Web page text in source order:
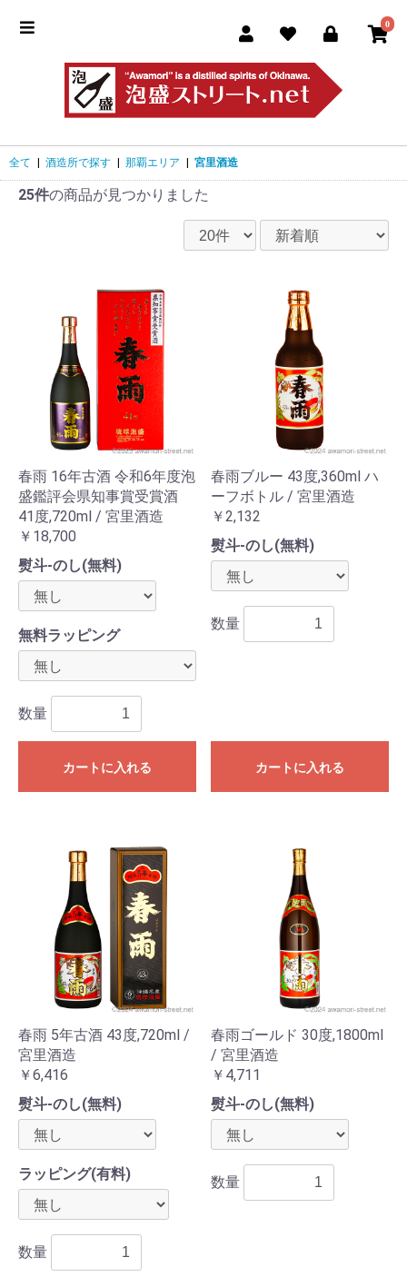
0
全て 酒造所で探す 那覇エリア 宮里酒造
25件の商品が見つかりました
春雨 16年古酒 令和6年度泡
盛鑑評会県知事賞受賞酒
41度,720ml / 宮里酒造
￥18,700
熨斗-のし(無料)
無料ラッピング
数量
カートに入れる
春雨ブルー 43度,360ml ハ
ーフボトル / 宮里酒造
￥2,132
熨斗-のし(無料)
数量
カートに入れる
春雨 5年古酒 43度,720ml /
宮里酒造
￥6,416
熨斗-のし(無料)
ラッピング(有料)
数量
春雨ゴールド 30度,1800ml
/ 宮里酒造
￥4,711
熨斗-のし(無料)
数量